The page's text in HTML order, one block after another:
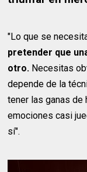
"Lo que se
pretender que
otro. Necesitas
depende de la
tener las ganas de
emociones casi
sí".